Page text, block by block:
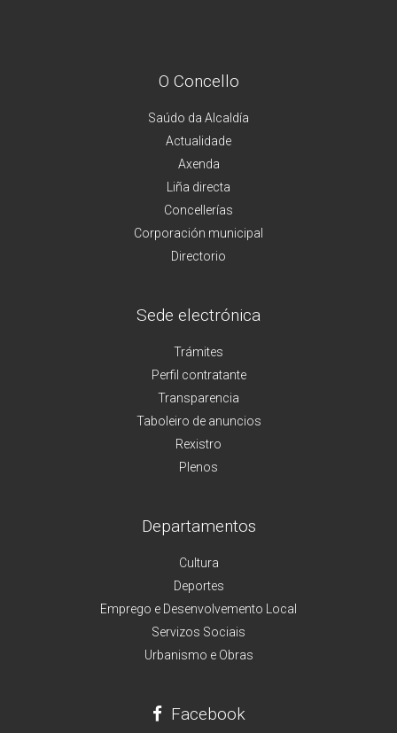
O Concello
Saúdo da Alcaldía
Actualidade
Axenda
Liña directa
Concellerías
Corporación municipal
Directorio
Sede electrónica
Trámites
Perfil contratante
Transparencia
Taboleiro de anuncios
Rexistro
Plenos
Departamentos
Cultura
Deportes
Emprego e Desenvolvemento Local
Servizos Sociais
Urbanismo e Obras
Facebook